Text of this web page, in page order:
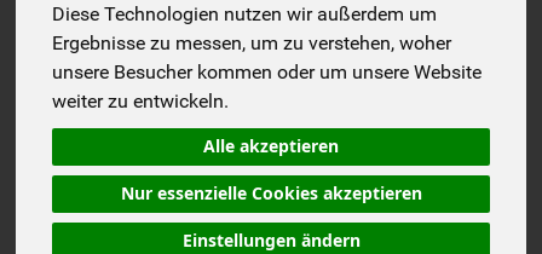
Diese Technologien nutzen wir außerdem um
Ergebnisse zu messen, um zu verstehen, woher
unsere Besucher kommen oder um unsere Website
weiter zu entwickeln.
Alle akzeptieren
Nur essenzielle Cookies akzeptieren
Einstellungen ändern
1,49 € * / 40 g